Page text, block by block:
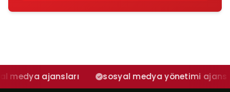
sosyal medya yönetimi ajans